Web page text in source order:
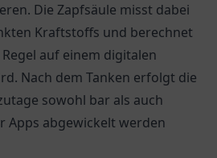
Die Zapfsäule misst dabei
Kraftstoffs und berechnet
auf einem digitalen
Nach dem Tanken erfolgt die
sowohl bar als auch
Apps abgewickelt werden